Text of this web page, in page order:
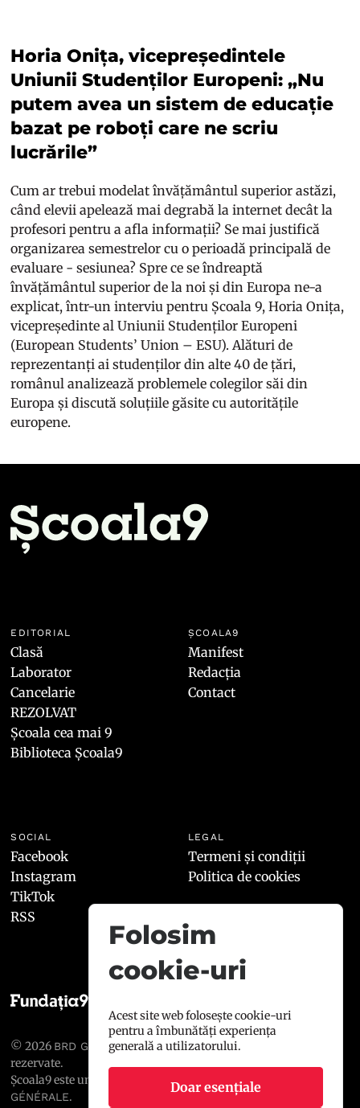
Horia Onița, vicepreședintele
Uniunii Studenților Europeni: „Nu
putem avea un sistem de educație
bazat pe roboți care ne scriu
lucrările”
Cum ar trebui modelat învățământul superior astăzi,
când elevii apelează mai degrabă la internet decât la
profesori pentru a afla informații? Se mai justifică
organizarea semestrelor cu o perioadă principală de
evaluare - sesiunea? Spre ce se îndreaptă
învățământul superior de la noi și din Europa ne-a
explicat, într-un interviu pentru Școala 9, Horia Onița,
vicepreședinte al Uniunii Studenților Europeni
(European Students’ Union – ESU). Alături de
reprezentanți ai studenților din alte 40 de țări,
românul analizează problemele colegilor săi din
Europa și discută soluțiile găsite cu autoritățile
europene.
EDITORIAL
Clasă
Laborator
Cancelarie
REZOLVAT
Școala cea mai 9
Biblioteca Școala9
ȘCOALA9
Manifest
Redacția
Contact
SOCIAL
Facebook
Instagram
TikTok
RSS
LEGAL
Termeni și condiții
Politica de cookies
© 2026 BRD GROUPE SOCIÉTÉ GÉNÉRALE
rezervate.
Școala9 este un proiect susținut de
BRD GROUPE SOCIÉTÉ
GÉNÉRALE.
Folosim
cookie-uri
Acest site web folosește cookie-uri
pentru a îmbunătăți experiența
generală a utilizatorului.
Doar esențiale